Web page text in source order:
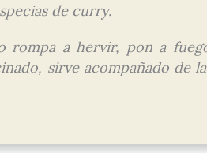
de curry.
rompa a hervir, pon a
sirve acompañado de